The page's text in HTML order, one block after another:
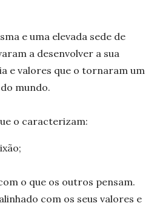
e uma elevada sede de
a desenvolver a sua
e valores que o tornaram um
mundo.
o caracterizam:
o que os outros pensam.
com os seus valores e